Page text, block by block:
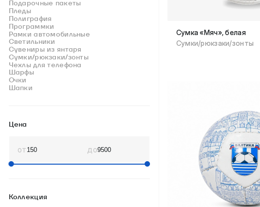
Подарочные пакеты
Пледы
Полиграфия
Программки
Рамки автомобильные
Светильники
Сувениры из янтаря
Сумки/рюкзаки/зонты
Чехлы для телефона
Шарфы
Очки
Шапки
Цена
от до
Коллекция
Сумка «Мяч», белая
Сумки/рюкзаки/зонты